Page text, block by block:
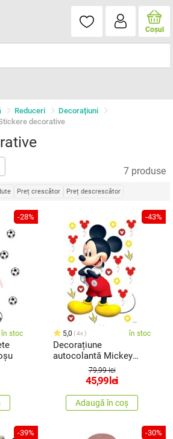
Coşul
Reduceri
Decorațiuni
decorative
7 produse
Preț crescător Preț descrescător
-28%
în stoc
-43%
5,0 4x în stoc
Decorațiune
autocolantă Mickey
Mouse 42,5 x 65 cm
79,99 lei
45,99 lei
Adaugă în coș
-39% -30%